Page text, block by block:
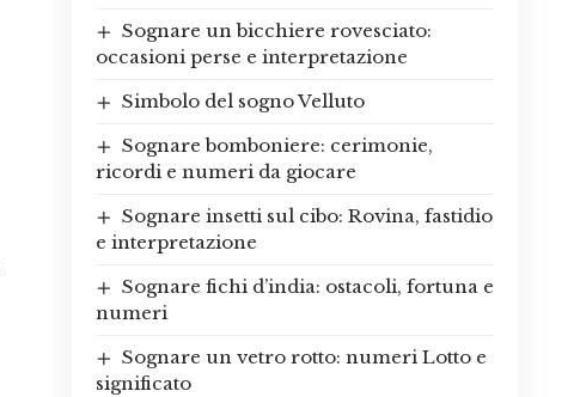
Sognare un bicchiere rovesciato:
occasioni perse e interpretazione
Simbolo del sogno Velluto
Sognare bomboniere: cerimonie,
ricordi e numeri da giocare
Sognare insetti sul cibo: Rovina, fastidio
e interpretazione
Sognare fichi d’india: ostacoli, fortuna e
numeri
Sognare un vetro rotto: numeri Lotto e
significato